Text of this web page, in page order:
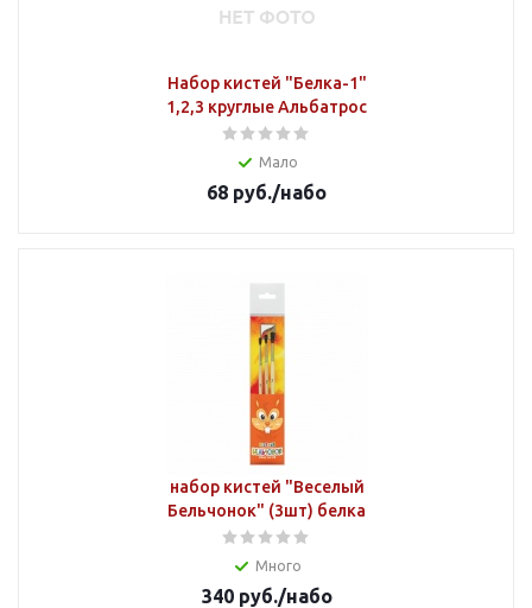
Набор кистей "Белка-1"
1,2,3 круглые Альбатрос
Мало
68 руб./набо
набор кистей "Веселый
Бельчонок" (3шт) белка
Много
340руб./набо